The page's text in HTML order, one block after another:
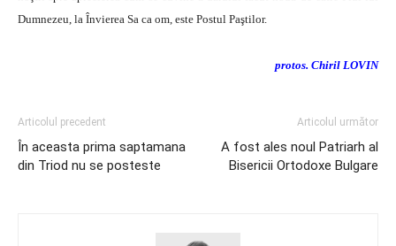
Dumnezeu, la Învierea Sa ca om, este Postul Paştilor.
protos. Chiril LOVIN
Articolul precedent
În aceasta prima saptamana
din Triod nu se posteste
Articolul următor
A fost ales noul Patriarh al
Bisericii Ortodoxe Bulgare